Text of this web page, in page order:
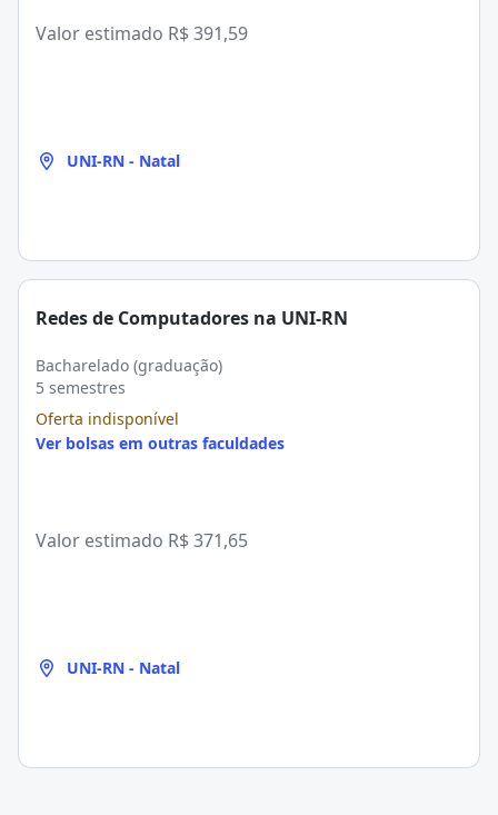
Valor estimado R$ 391,59
UNI-RN - Natal
Redes de Computadores na UNI-RN
Bacharelado (graduação)
5 semestres
Oferta indisponível
Ver bolsas em outras faculdades
Valor estimado R$ 371,65
UNI-RN - Natal